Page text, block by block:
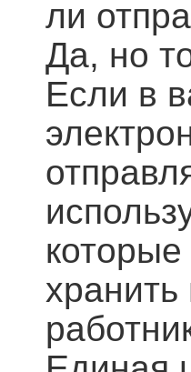
ли
Да, но
Если в